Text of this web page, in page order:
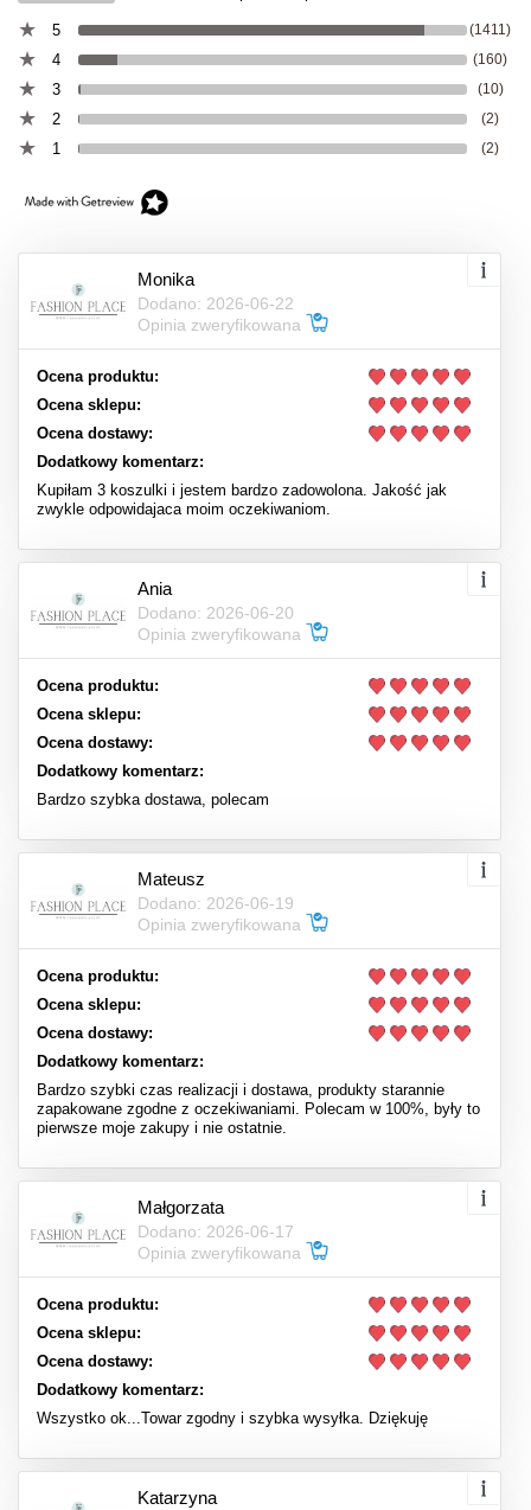
5 (1411)
4 (160)
3 (10)
2 (2)
1 (2)
Monika
Dodano: 2026-06-22
Opinia zweryfikowana
Ocena produktu:
Ocena sklepu:
Ocena dostawy:
Dodatkowy komentarz:
Kupiłam 3 koszulki i jestem bardzo zadowolona. Jakość jak
zwykle odpowidajaca moim oczekiwaniom.
Ania
Dodano: 2026-06-20
Opinia zweryfikowana
Ocena produktu:
Ocena sklepu:
Ocena dostawy:
Dodatkowy komentarz:
Bardzo szybka dostawa, polecam
Mateusz
Dodano: 2026-06-19
Opinia zweryfikowana
Ocena produktu:
Ocena sklepu:
Ocena dostawy:
Dodatkowy komentarz:
Bardzo szybki czas realizacji i dostawa, produkty starannie
zapakowane zgodne z oczekiwaniami. Polecam w 100%, były to
pierwsze moje zakupy i nie ostatnie.
Małgorzata
Dodano: 2026-06-17
Opinia zweryfikowana
Ocena produktu:
Ocena sklepu:
Ocena dostawy:
Dodatkowy komentarz:
Wszystko ok...Towar zgodny i szybka wysyłka. Dziękuję
Katarzyna